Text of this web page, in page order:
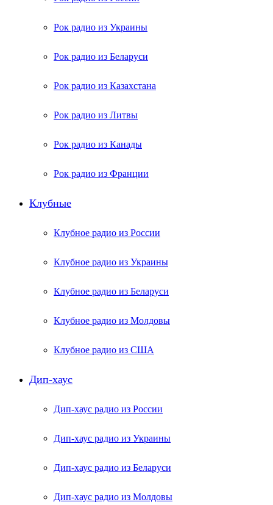
Рок радио из Украины
Рок радио из Беларуси
Рок радио из Казахстана
Рок радио из Литвы
Рок радио из Канады
Рок радио из Франции
Клубные
Клубное радио из России
Клубное радио из Украины
Клубное радио из Беларуси
Клубное радио из Молдовы
Клубное радио из США
Дип-хаус
Дип-хаус радио из России
Дип-хаус радио из Украины
Дип-хаус радио из Беларуси
Дип-хаус радио из Молдовы